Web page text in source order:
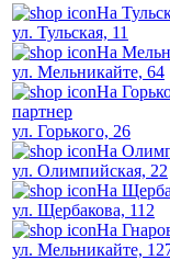
На
ул. Тульская, 11
На
ул. Мельникайте, 64
На
партнер
ул. Горького, 26
На
ул. Олимпийская, 22
На
ул. Щербакова, 112
На
ул. Мельникайте,